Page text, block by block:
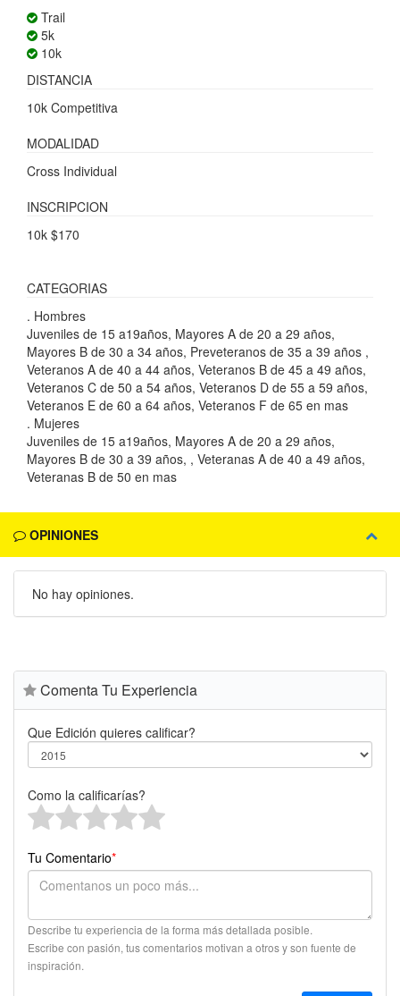
Trail
5k
10k
DISTANCIA
10k Competitiva
MODALIDAD
Cross Individual
INSCRIPCION
10k $170
CATEGORIAS
. Hombres
Juveniles de 15 a19años, Mayores A de 20 a 29 años,
Mayores B de 30 a 34 años, Preveteranos de 35 a 39 años ,
Veteranos A de 40 a 44 años, Veteranos B de 45 a 49 años,
Veteranos C de 50 a 54 años, Veteranos D de 55 a 59 años,
Veteranos E de 60 a 64 años, Veteranos F de 65 en mas
. Mujeres
Juveniles de 15 a19años, Mayores A de 20 a 29 años,
Mayores B de 30 a 39 años, , Veteranas A de 40 a 49 años,
Veteranas B de 50 en mas
OPINIONES
No hay opiniones.
Comenta Tu Experiencia
Que Edición quieres calificar?
Como la calificarías?
Tu Comentario*
Describe tu experiencia de la forma más detallada posible.
Escribe con pasión, tus comentarios motivan a otros y son fuente de
inspiración.